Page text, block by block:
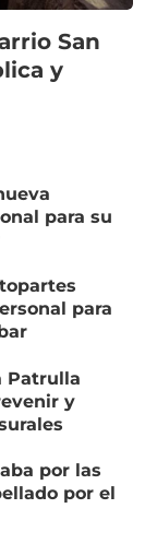
San
y
para su
para
Patrulla
y
por las
por el